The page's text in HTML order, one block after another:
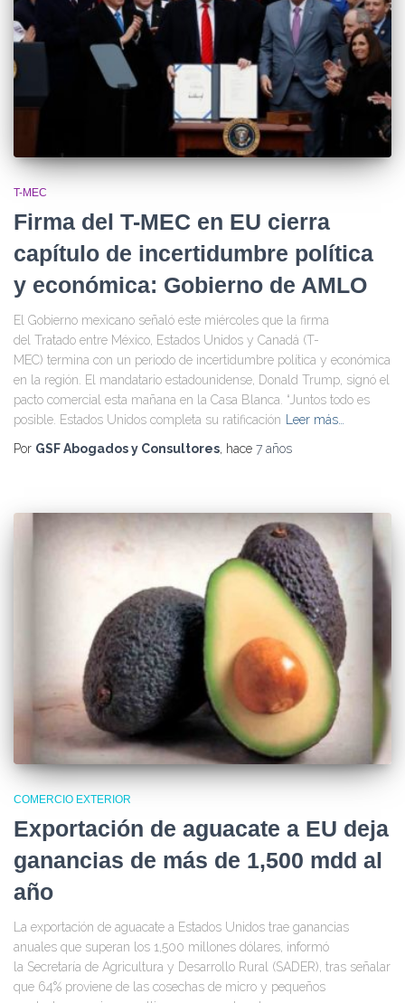
T-MEC
Firma del T-MEC en EU cierra
capítulo de incertidumbre política
y económica: Gobierno de AMLO
El Gobierno mexicano señaló este miércoles que la firma
del Tratado entre México, Estados Unidos y Canadá (T-
MEC) termina con un periodo de incertidumbre política y económica
en la región. El mandatario estadounidense, Donald Trump, signó el
pacto comercial esta mañana en la Casa Blanca. “Juntos todo es
posible. Estados Unidos completa su ratificación Leer más…
Por GSF Abogados y Consultores, hace 7 años
COMERCIO EXTERIOR
Exportación de aguacate a EU deja
ganancias de más de 1,500 mdd al
año
La exportación de aguacate a Estados Unidos trae ganancias
anuales que superan los 1,500 millones dólares, informó
la Secretaría de Agricultura y Desarrollo Rural (SADER), tras señalar
que 64% proviene de las cosechas de micro y pequeños